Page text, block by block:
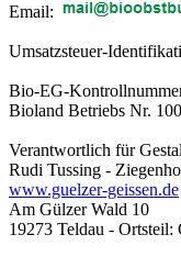
Email:
Umsatzsteuer-
Bio-EG-
Bioland Betriebs Nr.
Verantwortlich für
Rudi Tussing -
www.guelzer-geissen.de
Am Gülzer Wald 10
19273 Teldau - Ortsteil: